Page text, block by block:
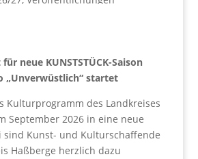
neue KUNSTSTÜCK-Saison
„Unverwüstlich“ startet
Kulturprogramm des Landkreises
September 2026 in eine neue
sind Kunst- und Kulturschaffende
Haßberge herzlich dazu